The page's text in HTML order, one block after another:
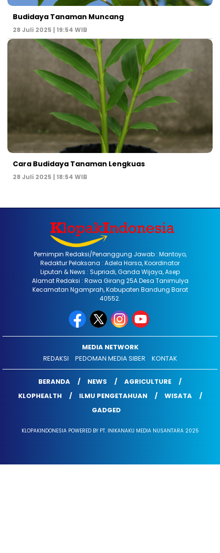
Budidaya Tanaman Muncang
28 Juli 2025 | 19:54 WIB
Cara Budidaya Tanaman Lengkuas
28 Juli 2025 | 18:54 WIB
Pemimpin Redaksi/Penanggung Jawab : Mantoyo,
Redaktur Pelaksana : Adela Harsa, Koordinator
Liputan & News : Supriadi, Ganda Wijaya, Asep
Alamat Redaksi : Rawa Girang 25A Desa Tanimulya
Kecamatan Ngamprah, Kabupaten Bandung Barat
40552.
MEDIA NETWORK
REDAKSI
PEDOMAN MEDIA SIBER KONTAK
BERANDA NEWS
AGRICULTURE
KLOPHEALTH
ILMU PENGETAHUAN
WISATA
GADGED
KLOPAKINDONESIA POWERED BY PT. INIKANAKU MEDIA NUSANTARA 2025